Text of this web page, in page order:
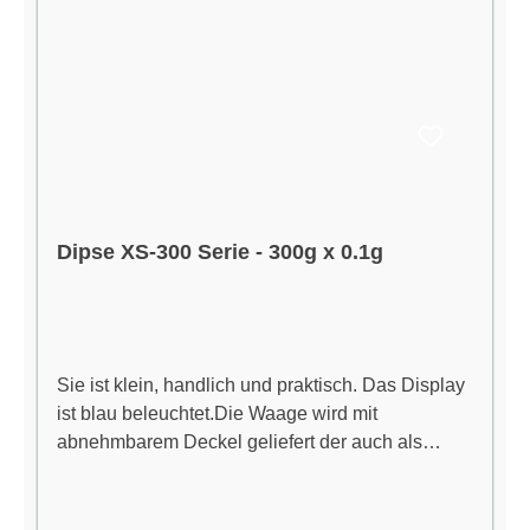
Dipse XS-300 Serie - 300g x 0.1g
Sie ist klein, handlich und praktisch. Das Display
ist blau beleuchtet.Die Waage wird mit
abnehmbarem Deckel geliefert der auch als